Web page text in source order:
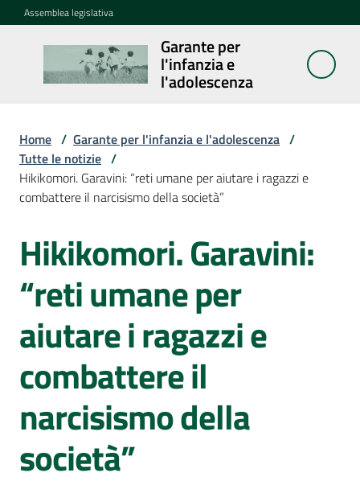
Vai al contenuto
Vai alla navigazione
Vai al footer
Assemblea legislativa
Garante per
l'infanzia e
l'adolescenza
Garante per
l'infanzia e
l'adolescenza
Cosa
fa
Agenda
Assemblea
dei
ragazzi
e
delle
ragazze
Home / Garante per l'infanzia e l'adolescenza /
Tutte le notizie /
Hikikomori. Garavini: “reti umane per aiutare i ragazzi e
combattere il narcisismo della società”
Salta al contenuto
Hikikomori. Garavini:
“reti umane per
aiutare i ragazzi e
combattere il
narcisismo della
società”